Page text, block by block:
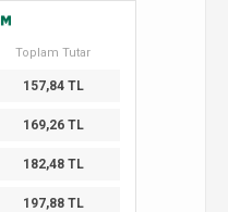
Toplam Tutar
157,84 TL
169,26 TL
182,48 TL
197,88 TL